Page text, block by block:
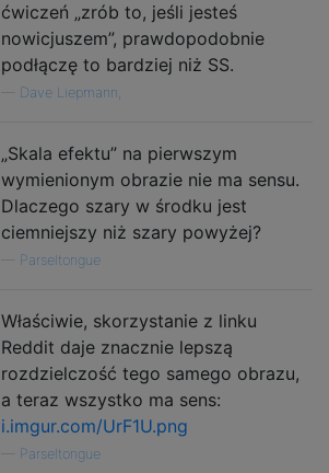
ćwiczeń „zrób to, jeśli jesteś
nowicjuszem”, prawdopodobnie
podłączę to bardziej niż SS.
Dave Liepmann,
„Skala efektu” na pierwszym
wymienionym obrazie nie ma sensu.
Dlaczego szary w środku jest
ciemniejszy niż szary powyżej?
Parseltongue
Właściwie, skorzystanie z linku
Reddit daje znacznie lepszą
rozdzielczość tego samego obrazu,
a teraz wszystko ma sens:
i.imgur.com/UrF1U.png
Parseltongue